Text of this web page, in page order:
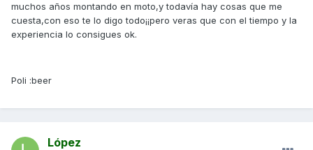
muchos años montando en moto,y todavía hay cosas que me
cuesta,con eso te lo digo todo¡¡pero veras que con el tiempo y la
experiencia lo consigues ok.
Poli :beer
López